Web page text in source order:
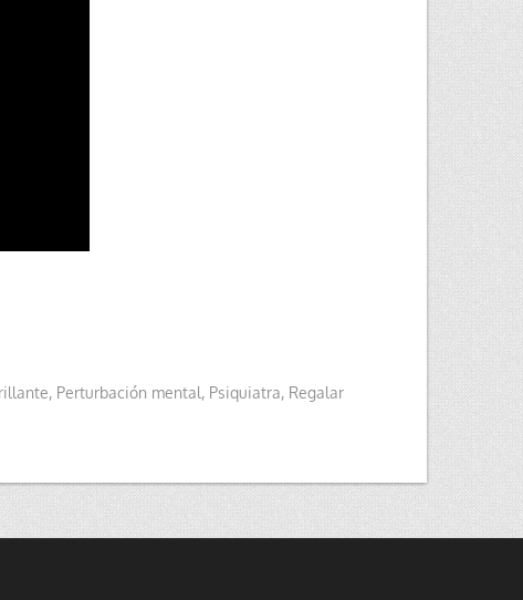
, Perturbación mental, Psiquiatra, Regalar